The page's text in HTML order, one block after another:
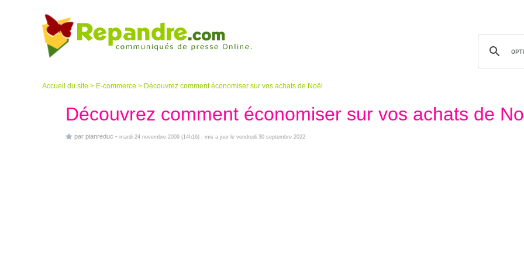
Accueil du site > E-commerce > Découvrez comment économiser sur vos achats de Noël
Découvrez comment économiser sur vos achats de
par planreduc - mardi 24 novembre 2009 (14h16) , mis a jour le vendredi 30 septembre 2022